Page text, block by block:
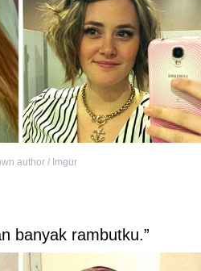
author / Imgur
banyak rambutku.”